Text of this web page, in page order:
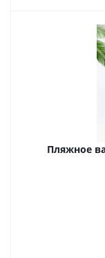
Пляжное